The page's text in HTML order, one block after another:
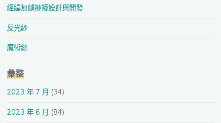
經編無縫褲襪設計與開發
反光紗
魔術絲
彙整
2023 年 7 月 (34)
2023 年 6 月 (84)